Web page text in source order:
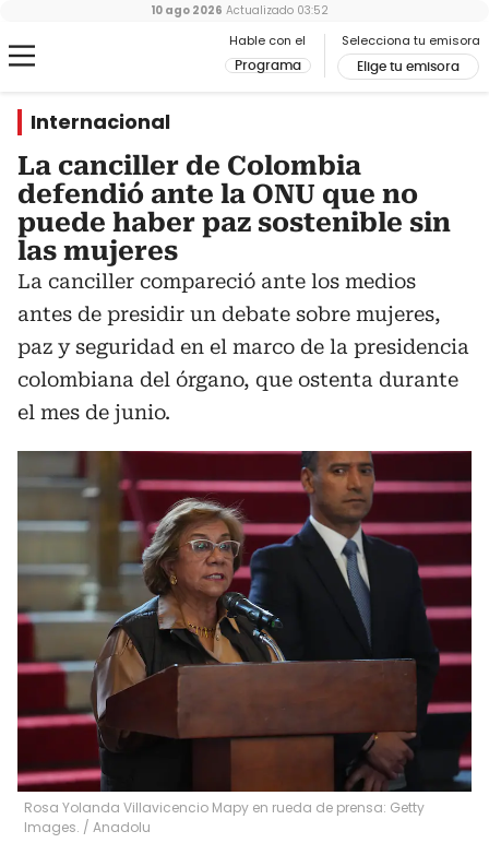
Hable con el
Programa
Selecciona tu emisora
Elige tu emisora
10 ago 2026 Actualizado 03:52
Internacional
La canciller de Colombia
defendió ante la ONU que no
puede haber paz sostenible sin
las mujeres
La canciller compareció ante los medios
antes de presidir un debate sobre mujeres,
paz y seguridad en el marco de la presidencia
colombiana del órgano, que ostenta durante
el mes de junio.
Rosa Yolanda Villavicencio Mapy en rueda de prensa: Getty
Images. / Anadolu